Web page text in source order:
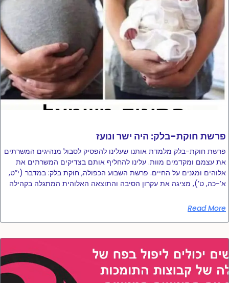
פרשת חוקת-בלק: היה ישר ונועז
פרשת חוקת-בלק מלמדת אותנו שעלינו להפסיק לסבול מנהיגים המשרתים
את עצמם ומקדמים מוות. עלינו להחליף אותם בצדיקים המשרתים את
אלוהים ומגנים על החיים. פרשת השבוע הכפולה, חוקת בלק: במדבר (י”ט,
א’-כה, ט’), מציגה את עקרון הסיבה והתוצאה האלוהית המתגלה בקהילה
Read More